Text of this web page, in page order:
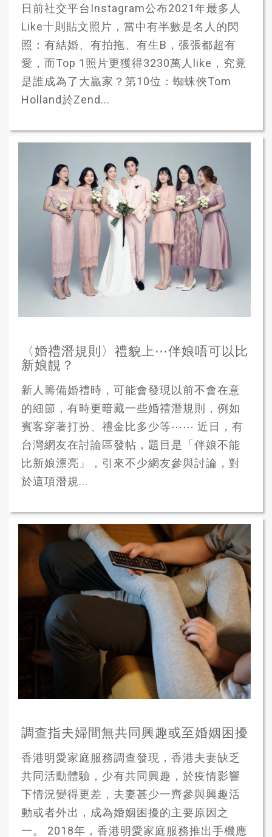
日前社交平台Instagram公布2021年最多人
Like十則貼文照片，當中有半數是名人的閃
照：有結婚、有拍拖、有生B，張張都超有
愛，而Top 1照片更獲得3230萬人like，究竟
是誰成為了大贏家？第10位：蜘蛛俠Tom
Holland於Zend...
〈婚禮潛規則〉禮貌上⋯伴娘唔可以比
新娘靚？
新人籌備婚禮時，可能會發現以前不會在意
的細節，有時更暗藏一些婚禮潛規則，例如
賓客穿著打扮、禮金比多少等⋯⋯ 近日，有
台灣網友在討論區發帖，題目是「伴娘不能
比新娘漂亮」，引來不少網友參與討論，對
於這項潛規...
調查指夫婦間無共同興趣或至婚姻困擾
香港明愛家庭服務調查發現，香港夫妻缺乏
共同活動體驗，少有共同興趣，於疫情影響
下情況變得更差，夫妻甚少一齊參與興趣活
動或者外出，成為婚姻困擾的主要原因之
一。 2018年，香港明愛家庭服務推出手機應